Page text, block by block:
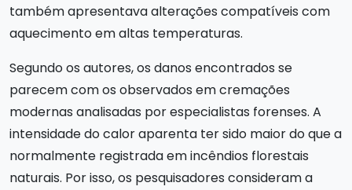
também apresentava alterações compatíveis com
aquecimento em altas temperaturas.
Segundo os autores, os danos encontrados se
parecem com os observados em cremações
modernas analisadas por especialistas forenses. A
intensidade do calor aparenta ter sido maior do que a
normalmente registrada em incêndios florestais
naturais. Por isso, os pesquisadores consideram a